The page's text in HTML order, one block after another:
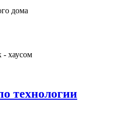
дома
- хаусом
технологии